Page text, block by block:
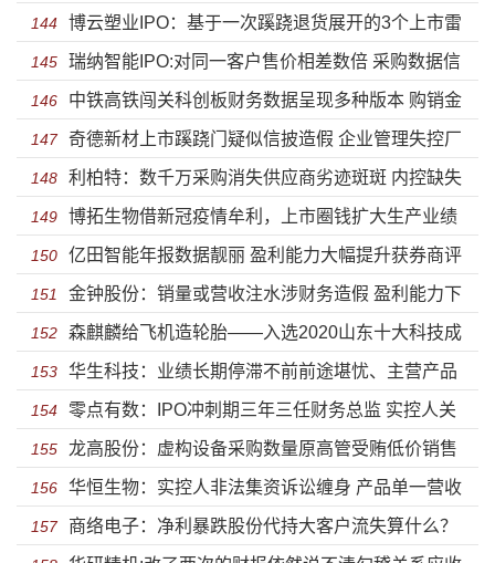
存虚构涉同业竞争研发远低于同行
144 博云塑业IPO：基于一次蹊跷退货展开的3个上市雷
区
145 瑞纳智能IPO:对同一客户售价相差数倍 采购数据信
披造假明显销量前后矛盾
146 中铁高铁闯关科创板财务数据呈现多种版本 购销金
额动辄差异上亿还有可信度吗？
147 奇德新材上市蹊跷门疑似信披造假 企业管理失控厂
房或为违建
148 利柏特：数千万采购消失供应商劣迹斑斑 内控缺失
法律意识淡漠陷借贷纠纷
149 博拓生物借新冠疫情牟利，上市圈钱扩大生产业绩
可持续存疑
150 亿田智能年报数据靓丽 盈利能力大幅提升获券商评
级买入
151 金钟股份：销量或营收注水涉财务造假 盈利能力下
滑扩产数量存疑或难消化
152 森麒麟给飞机造轮胎——入选2020山东十大科技成
果
153 华生科技：业绩长期停滞不前前途堪忧、主营产品
价格大跌扩产预期收益难实现
154 零点有数：IPO冲刺期三年三任财务总监 实控人关
联多达200余家公司
155 龙高股份：虚构设备采购数量原高管受贿低价销售
或存猫腻 业绩下滑停滞不前降价成趋势
156 华恒生物：实控人非法集资诉讼缠身 产品单一营收
高度依赖第一大客户
157 商络电子：净利暴跌股份代持大客户流失算什么？